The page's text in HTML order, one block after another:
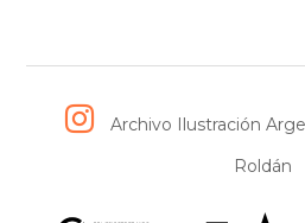
Archivo Ilustración
Roldán